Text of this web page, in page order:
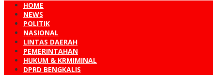
HOME
NEWS
POLITIK
NASIONAL
LINTAS DAERAH
PEMERINTAHAN
HUKUM & KRMIMINAL
DPRD BENGKALIS